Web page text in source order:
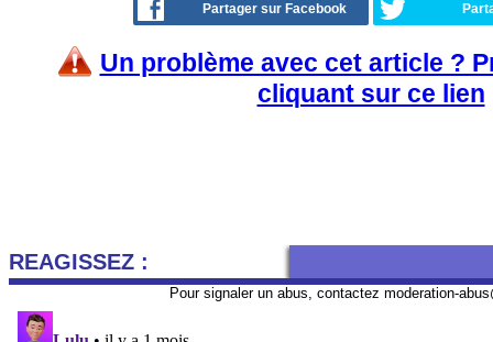
Partager sur Facebook
Un problème avec cet article ?
cliquant sur ce lien
REAGISSEZ :
Pour signaler un abus, contactez moderation-